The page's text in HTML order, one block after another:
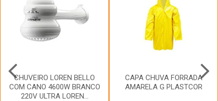
CHUVEIRO LOREN BELLO
COM CANO 4600W BRANCO
220V ULTRA LOREN...
CAPA CHUVA FORRADA
AMARELA G PLASTCOR